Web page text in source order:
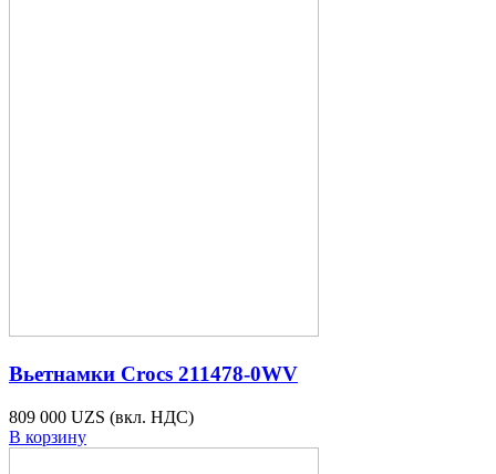
Вьетнамки Crocs 211478-0WV
809 000 UZS (вкл. НДС)
В корзину